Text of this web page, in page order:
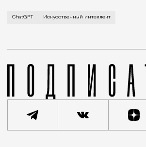
ChatGPT Искусственный интеллект